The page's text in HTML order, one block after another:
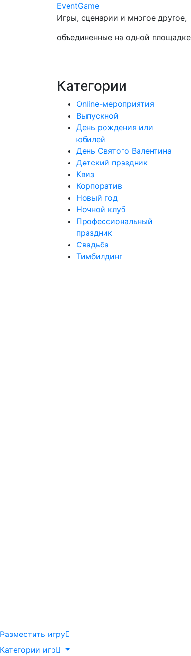
EventGame
Игры, сценарии и многое другое,
объединенные на одной площадке
Категории
Online-мероприятия
Выпускной
День рождения или
юбилей
День Святого Валентина
Детский праздник
Квиз
Корпоратив
Новый год
Ночной клуб
Профессиональный
праздник
Свадьба
Тимбилдинг
Разместить игру
Категории игр